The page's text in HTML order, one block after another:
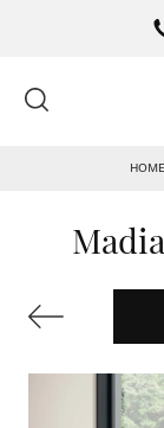
HOME